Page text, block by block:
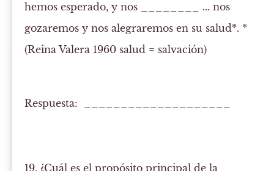
hemos esperado, ynos ________ ... nos
gozaremos y nos alegraremos en su salud*. *
(Reina Valera 1960 salud = salvación)
Respuesta: ____________________
19. ¿Cuál es el propósito principal de la